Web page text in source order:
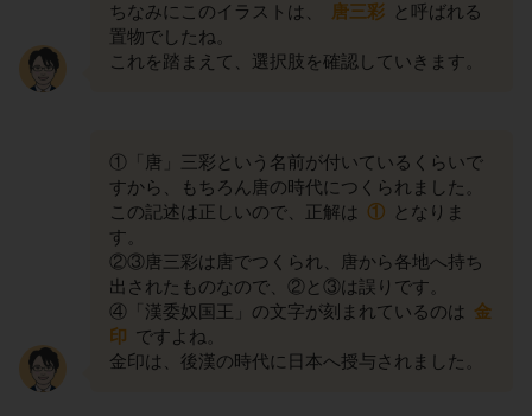
ちなみにこのイラストは、
唐三彩 と呼ばれる
置物でしたね。
これを踏まえて、選択肢を確認していきます。
①「唐」三彩という名前が付いているくらいで
すから、もちろん唐の時代につくられました。
この記述は正しいので、正解は ① となりま
す。
②③唐三彩は唐でつくられ、唐から各地へ持ち
出されたものなので、②と③は誤りです。
④「漢委奴国王」の文字が刻まれているのは 金
印 ですよね。
金印は、後漢の時代に日本へ授与されました。